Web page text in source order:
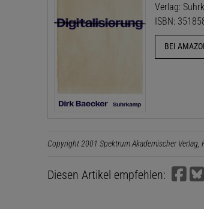
Verlag:
ISBN:
BEI
Copyright 2001 Spektrum Akademischer Verlag,
Diesen Artikel empfehlen: